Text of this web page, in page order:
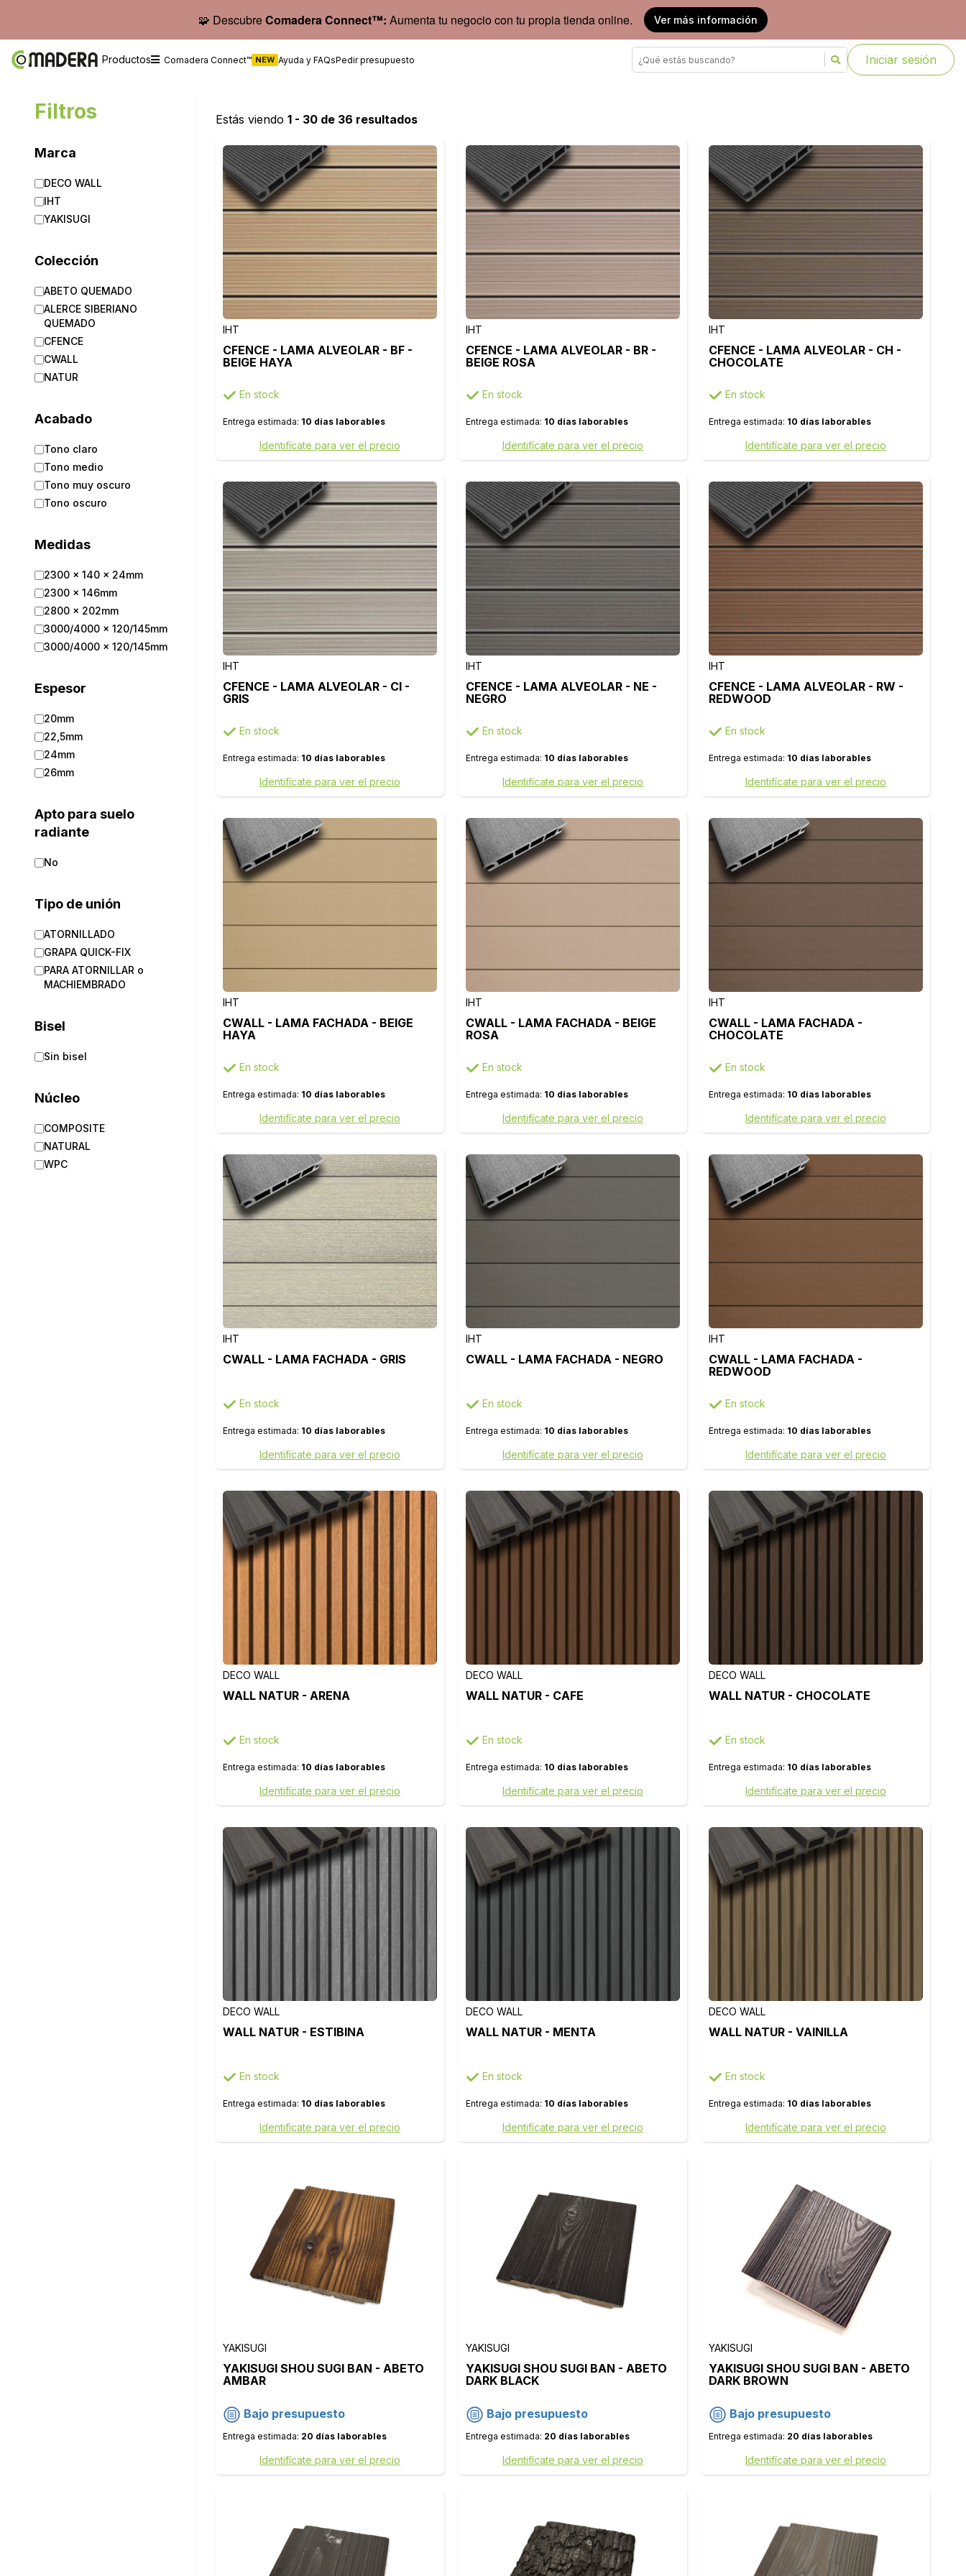
🧩 DescubreComadera Connect™: Aumenta tu negocio con tu propia tienda online. Ver más información
Productos Comadera Connect™ NEW Ayuda y FAQsPedir presupuesto Iniciar sesión
Filtros
Marca
DECO WALL
IHT
YAKISUGI
Colección
ABETO QUEMADO
ALERCE SIBERIANO
QUEMADO
CFENCE
CWALL
NATUR
Acabado
Tono claro
Tono medio
Tono muy oscuro
Tono oscuro
Medidas
2300 x 140 x 24mm
2300 x 146mm
2800 x 202mm
3000/4000 x 120/145mm
3000/4000 x 120/145mm
Espesor
20mm
22,5mm
24mm
26mm
Apto para suelo
radiante
No
Tipo de unión
ATORNILLADO
GRAPA QUICK-FIX
PARA ATORNILLAR o
MACHIEMBRADO
Bisel
Sin bisel
Núcleo
COMPOSITE
NATURAL
WPC
Estás viendo 1 - 30 de 36 resultados
IHT
CFENCE - LAMA ALVEOLAR - BF -
BEIGE HAYA
En stock
Entrega estimada: 10 días laborables
Identifícate para ver el precio
IHT
CFENCE - LAMA ALVEOLAR - BR -
BEIGE ROSA
En stock
Entrega estimada: 10 días laborables
Identifícate para ver el precio
IHT
CFENCE - LAMA ALVEOLAR - CH -
CHOCOLATE
En stock
Entrega estimada: 10 días laborables
Identifícate para ver el precio
IHT
CFENCE - LAMA ALVEOLAR - CI -
GRIS
En stock
Entrega estimada: 10 días laborables
Identifícate para ver el precio
IHT
CFENCE - LAMA ALVEOLAR - NE -
NEGRO
En stock
Entrega estimada: 10 días laborables
Identifícate para ver el precio
IHT
CFENCE - LAMA ALVEOLAR - RW -
REDWOOD
En stock
Entrega estimada: 10 días laborables
Identifícate para ver el precio
IHT
CWALL - LAMA FACHADA - BEIGE
HAYA
En stock
Entrega estimada: 10 días laborables
Identifícate para ver el precio
IHT
CWALL - LAMA FACHADA - BEIGE
ROSA
En stock
Entrega estimada: 10 días laborables
Identifícate para ver el precio
IHT
CWALL - LAMA FACHADA -
CHOCOLATE
En stock
Entrega estimada: 10 días laborables
Identifícate para ver el precio
IHT
CWALL - LAMA FACHADA - GRIS
En stock
Entrega estimada: 10 días laborables
Identifícate para ver el precio
IHT
CWALL - LAMA FACHADA - NEGRO
En stock
Entrega estimada: 10 días laborables
Identifícate para ver el precio
IHT
CWALL - LAMA FACHADA -
REDWOOD
En stock
Entrega estimada: 10 días laborables
Identifícate para ver el precio
DECO WALL
WALL NATUR - ARENA
En stock
Entrega estimada: 10 días laborables
Identifícate para ver el precio
DECO WALL
WALL NATUR - CAFE
En stock
Entrega estimada: 10 días laborables
Identifícate para ver el precio
DECO WALL
WALL NATUR - CHOCOLATE
En stock
Entrega estimada: 10 días laborables
Identifícate para ver el precio
DECO WALL
WALL NATUR - ESTIBINA
En stock
Entrega estimada: 10 días laborables
Identifícate para ver el precio
DECO WALL
WALL NATUR - MENTA
En stock
Entrega estimada: 10 días laborables
Identifícate para ver el precio
DECO WALL
WALL NATUR - VAINILLA
En stock
Entrega estimada: 10 días laborables
Identifícate para ver el precio
YAKISUGI
YAKISUGI SHOU SUGI BAN - ABETO
AMBAR
Bajo presupuesto
Entrega estimada: 20 días laborables
Identifícate para ver el precio
YAKISUGI
YAKISUGI SHOU SUGI BAN - ABETO
DARK BLACK
Bajo presupuesto
Entrega estimada: 20 días laborables
Identifícate para ver el precio
YAKISUGI
YAKISUGI SHOU SUGI BAN - ABETO
DARK BROWN
Bajo presupuesto
Entrega estimada: 20 días laborables
Identifícate para ver el precio